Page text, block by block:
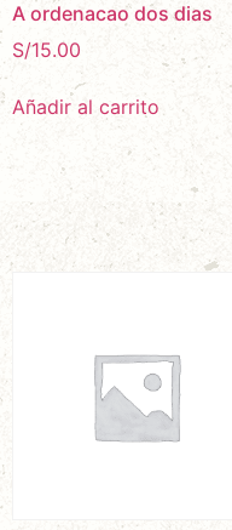
A ordenacao dos dias
S/15.00
Añadir al carrito